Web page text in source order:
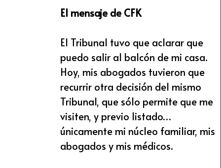
El mensaje de CFK
El Tribunal tuvo que aclarar que
puedo salir al balcón de mi casa.
Hoy, mis abogados tuvieron que
recurrir otra decisión del mismo
Tribunal, que sólo permite que me
visiten, y previo listado…
únicamente mi núcleo familiar, mis
abogados y mis médicos.